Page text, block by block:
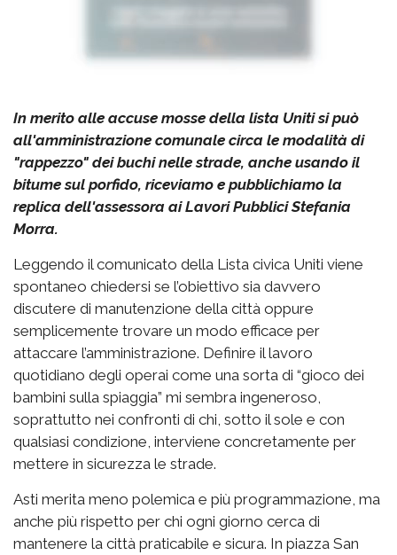
In merito alle accuse mosse della lista Uniti si può
all'amministrazione comunale circa le modalità di
"rappezzo" dei buchi nelle strade, anche usando il
bitume sul porfido, riceviamo e pubblichiamo la
replica dell'assessora ai Lavori Pubblici Stefania
Morra.
Leggendo il comunicato della Lista civica Uniti viene
spontaneo chiedersi se l’obiettivo sia davvero
discutere di manutenzione della città oppure
semplicemente trovare un modo efficace per
attaccare l’amministrazione. Definire il lavoro
quotidiano degli operai come una sorta di “gioco dei
bambini sulla spiaggia” mi sembra ingeneroso,
soprattutto nei confronti di chi, sotto il sole e con
qualsiasi condizione, interviene concretamente per
mettere in sicurezza le strade.
Asti merita meno polemica e più programmazione, ma
anche più rispetto per chi ogni giorno cerca di
mantenere la città praticabile e sicura. In piazza San